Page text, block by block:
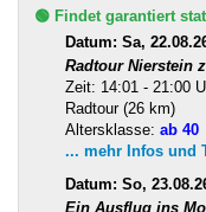
🟢 Findet garantiert
Datum: Sa,
Radtour Nierstein
Zeit: 14:01 - 21:00
Radtour (26 km)
Altersklasse: ab 40
... mehr Infos und
Datum: So,
Ein Ausflug ins